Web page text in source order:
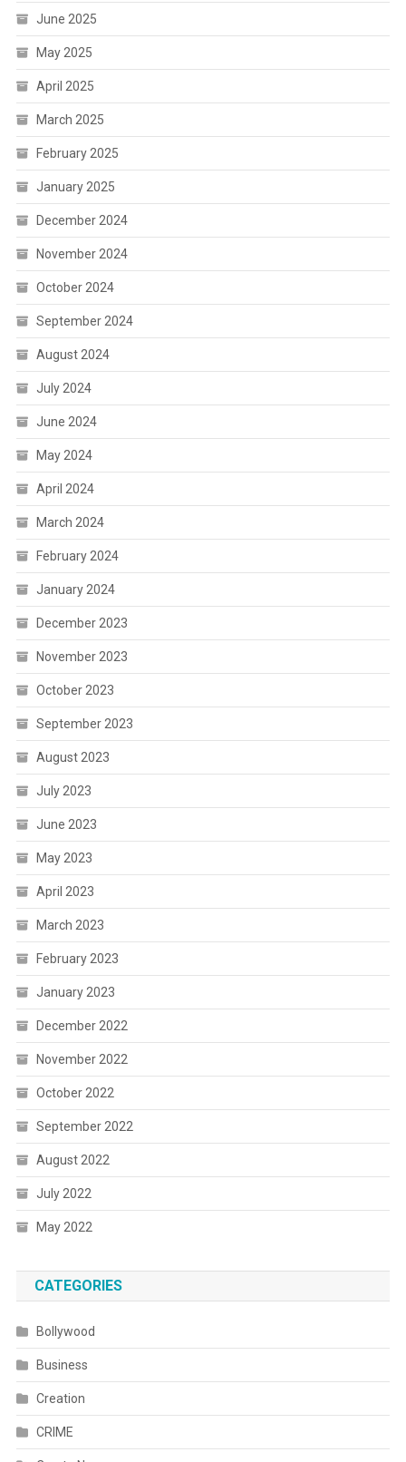
June 2025
May 2025
April 2025
March 2025
February 2025
January 2025
December 2024
November 2024
October 2024
September 2024
August 2024
July 2024
June 2024
May 2024
April 2024
March 2024
February 2024
January 2024
December 2023
November 2023
October 2023
September 2023
August 2023
July 2023
June 2023
May 2023
April 2023
March 2023
February 2023
January 2023
December 2022
November 2022
October 2022
September 2022
August 2022
July 2022
May 2022
CATEGORIES
Bollywood
Business
Creation
CRIME